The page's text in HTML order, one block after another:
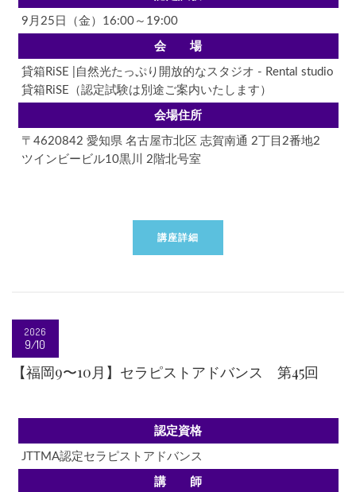
9月25日（金）16:00～19:00
会 場
貸箱RiSE |自然光たっぷり開放的なスタジオ - Rental studio
貸箱RiSE（認定試験は別途ご案内いたします）
会場住所
〒4620842 愛知県 名古屋市北区 志賀南通 2丁目2番地2
ツインビービル10黒川 2階北号室
講座詳細
2026
9/10
【福岡9〜10月】セラピストアドバンス 第45回
認定資格
JTTMA認定セラピストアドバンス
講 師